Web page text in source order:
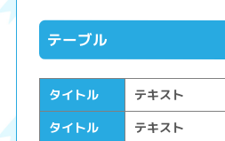
テーブル
タイトル
テキスト
タイトル
テキスト